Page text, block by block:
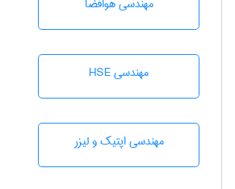
مهندسی HSE
مهندسی اپتیک و لیزر